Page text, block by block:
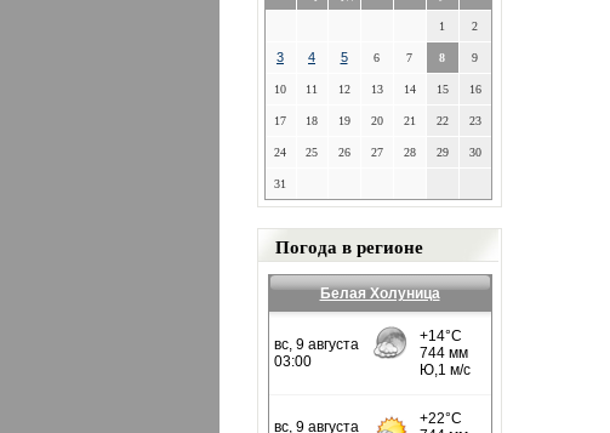
1 2
3 4 5 6 7 8 9
10 11 12 13 14 15 16
17 18 19 20 21 22 23
24 25 26 27 28 29 30
31
Погода в регионе
Белая Холуница